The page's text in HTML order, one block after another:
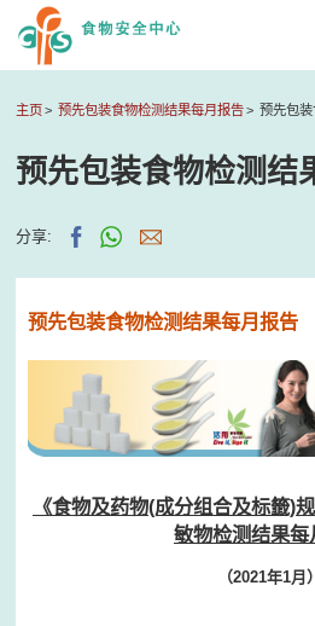
主页 预先包装食物检测结果每月报告 预先包
预先包装食物检测结
分享:
预先包装食物检测结果每月报告
《食物及药物(成分组合及标籤)
敏物检测结果每
（2021年1月）